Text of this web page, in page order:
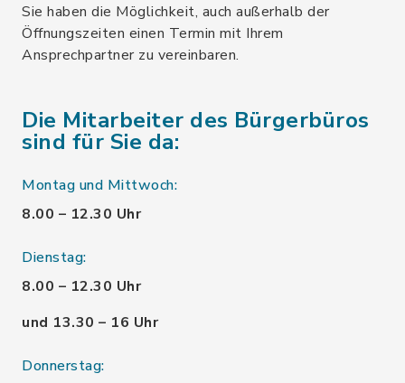
Sie haben die Möglichkeit, auch außerhalb der
Öffnungszeiten einen Termin mit Ihrem
Ansprechpartner zu vereinbaren.
Die Mitarbeiter des Bürgerbüros
sind für Sie da:
Montag und Mittwoch:
8.00 – 12.30 Uhr
Dienstag:
8.00 – 12.30 Uhr
und 13.30 – 16 Uhr
Donnerstag: